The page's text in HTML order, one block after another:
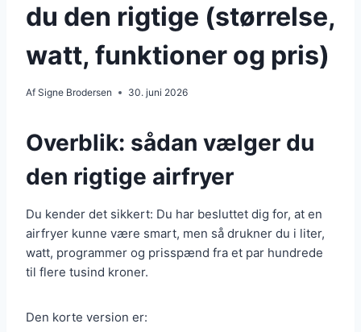
du den rigtige (størrelse,
watt, funktioner og pris)
Af Signe Brodersen 30. juni 2026
Overblik: sådan vælger du
den rigtige airfryer
Du kender det sikkert: Du har besluttet dig for, at en
airfryer kunne være smart, men så drukner du i liter,
watt, programmer og prisspænd fra et par hundrede
til flere tusind kroner.
Den korte version er: